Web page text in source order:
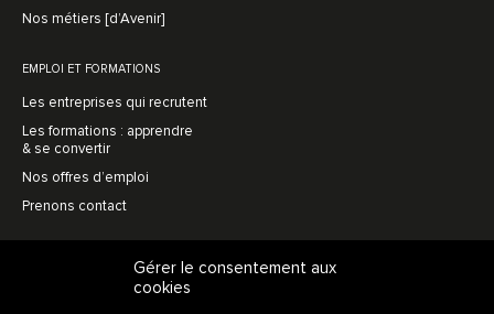
Gérer le consentement aux
cookies
Nos métiers [d’Avenir]
EMPLOI ET FORMATIONS
Les entreprises qui recrutent
Les formations : apprendre
& se convertir
Nos offres d’emploi
Prenons contact
L’association, en bref